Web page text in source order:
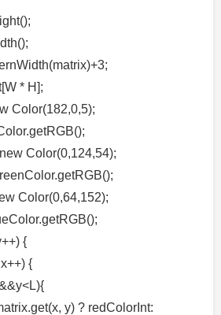
* H];
Color(182,0,5);
Color(0,124,54);
Color(0,64,152);
{
{
y) ? redColorInt: